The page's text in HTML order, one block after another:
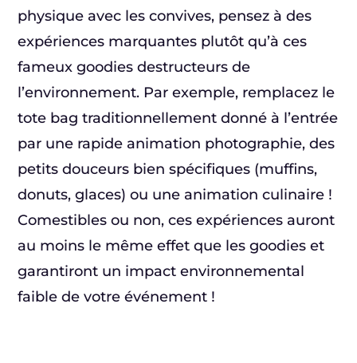
physique avec les convives, pensez à des
expériences marquantes plutôt qu’à ces
fameux goodies destructeurs de
l’environnement. Par exemple, remplacez le
tote bag traditionnellement donné à l’entrée
par une rapide animation photographie, des
petits douceurs bien spécifiques (muffins,
donuts, glaces) ou une animation culinaire !
Comestibles ou non, ces expériences auront
au moins le même effet que les goodies et
garantiront un impact environnemental
faible de votre événement !